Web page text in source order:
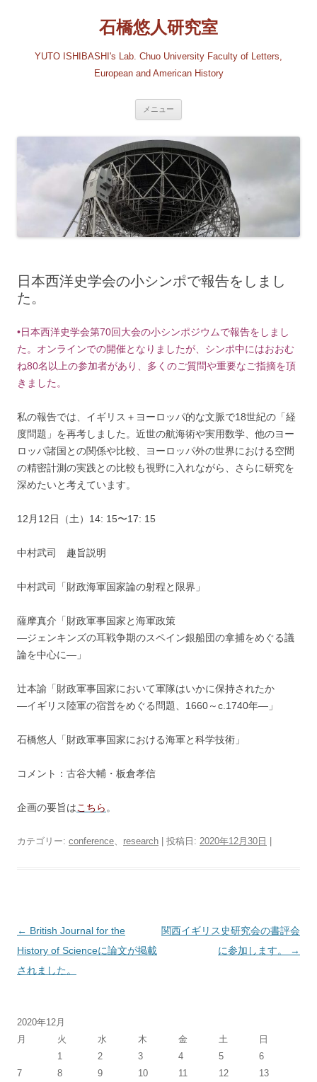
石橋悠人研究室
YUTO ISHIBASHI's Lab. Chuo University Faculty of Letters,
European and American History
メニュー
日本西洋史学会の小シンポで報告をしまし
た。
•日本西洋史学会第70回大会の小シンポジウムで報告をしまし
た。オンラインでの開催となりましたが、シンポ中にはおおむ
ね80名以上の参加者があり、多くのご質問や重要なご指摘を頂
きました。
私の報告では、イギリス＋ヨーロッパ的な文脈で18世紀の「経
度問題」を再考しました。近世の航海術や実用数学、他のヨー
ロッパ諸国との関係や比較、ヨーロッパ外の世界における空間
の精密計測の実践との比較も視野に入れながら、さらに研究を
深めたいと考えています。
12月12日（土）14: 15〜17: 15
中村武司 趣旨説明
中村武司「財政海軍国家論の射程と限界」
薩摩真介「財政軍事国家と海軍政策
―ジェンキンズの耳戦争期のスペイン銀船団の拿捕をめぐる議
論を中心に―」
辻本諭「財政軍事国家において軍隊はいかに保持されたか
―イギリス陸軍の宿営をめぐる問題、1660～c.1740年―」
石橋悠人「財政軍事国家における海軍と科学技術」
コメント：古谷大輔・板倉孝信
企画の要旨はこちら 。
カテゴリー: conference research | 投稿日: 2020年12月30日 |
投
稿
ナ
ョ
← British Journal for the
History of Scienceに論文が掲載
されました。
関西イギリス史研究会の書評会
に参加します。
→
2020年12月
月
火 水 木 金 土
日
1
2 3 4 5
6
7
8 9 10 11 12
13